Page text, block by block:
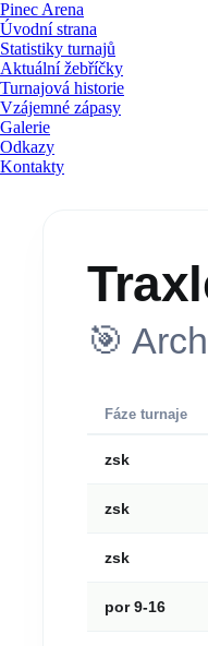
Pinec Arena
Úvodní strana
Statistiky turnajů
Aktuální žebříčky
Turnajová historie
Vzájemné zápasy
Galerie
Odkazy
Kontakty
🎯
Fáze turnaje
zsk
zsk
zsk
por 9-16